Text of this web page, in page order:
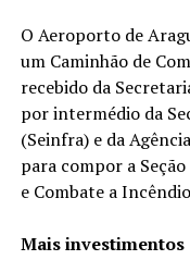
O Aeroporto de
um Caminhão de
recebido da
por intermédio da
(Seinfra) e da
para compor a
e Combate a
Mais investimentos